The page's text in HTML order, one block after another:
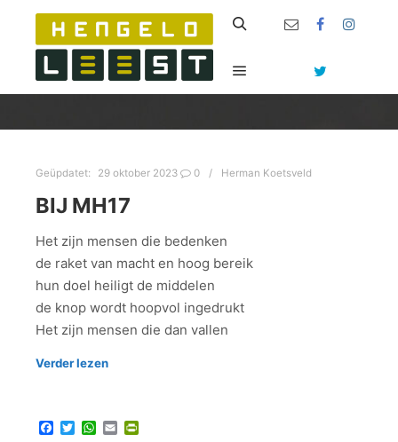
Hoofdmenu
Geüpdatet: 29 oktober 2023 0 Herman Koetsveld
BIJ MH17
Het zijn mensen die bedenken
de raket van macht en hoog bereik
hun doel heiligt de middelen
de knop wordt hoopvol ingedrukt
Het zijn mensen die dan vallen
Verder lezen
Facebook
TwitterWhatsApp
Email